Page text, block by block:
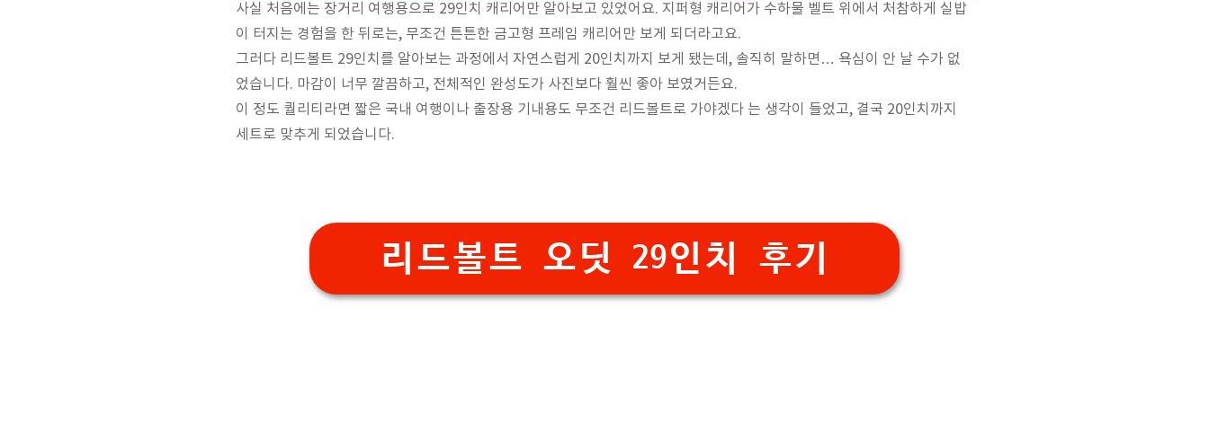
사실 처음에는 장거리 여행용으로 29인치 캐리어만 알아보고 있었어요. 지퍼형 캐리어가 수하물 벨트 위에서 처참하게 실밥
이 터지는 경험을 한 뒤로는, 무조건 튼튼한 금고형 프레임 캐리어만 보게 되더라고요.
그러다 리드볼트 29인치를 알아보는 과정에서 자연스럽게 20인치까지 보게 됐는데, 솔직히 말하면… 욕심이 안 날 수가 없
었습니다. 마감이 너무 깔끔하고, 전체적인 완성도가 사진보다 훨씬 좋아 보였거든요.
이 정도 퀄리티라면 짧은 국내 여행이나 출장용 기내용도 무조건 리드볼트로 가야겠다 는 생각이 들었고, 결국 20인치까지
세트로 맞추게 되었습니다.
리드볼트 오딧 29인치 후기